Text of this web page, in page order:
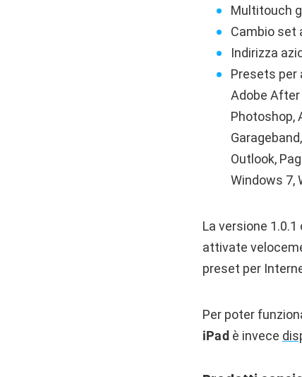
Multitouch
Cambio set
Indirizza
Presets per
Adobe After
Photoshop,
Outlook,
Windows 7,
La versione
attivate
preset per
Per poter
iPad è invece